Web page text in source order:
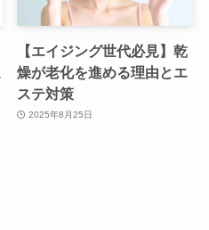
【エイジング世代必見】乾
燥が老化を進める理由とエ
ステ対策
2025年8月25日